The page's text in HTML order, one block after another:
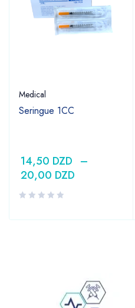
Medical
Seringue 1CC
14,50 DZD –
20,00 DZD